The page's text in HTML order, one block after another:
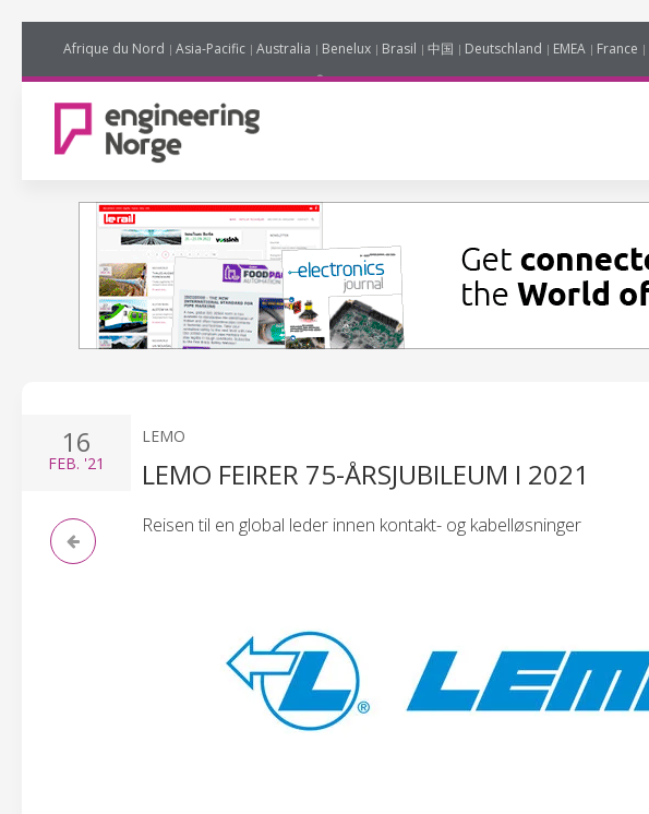
Afrique du Nord Asia-Pacific Australia Benelux Brasil 中国 Deutschland EMEA France
16
FEB. '21
LEMO
LEMO FEIRER 75-ÅRSJUBILEUM I 2021
Reisen til en global leder innen kontakt- og kabelløsninger